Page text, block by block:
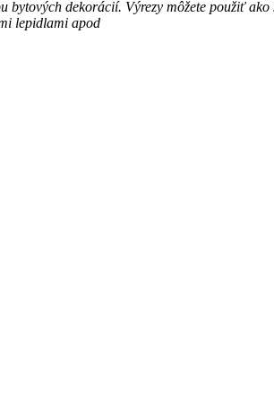
bytových dekorácií. Výrezy môžete použiť
lepidlami apod